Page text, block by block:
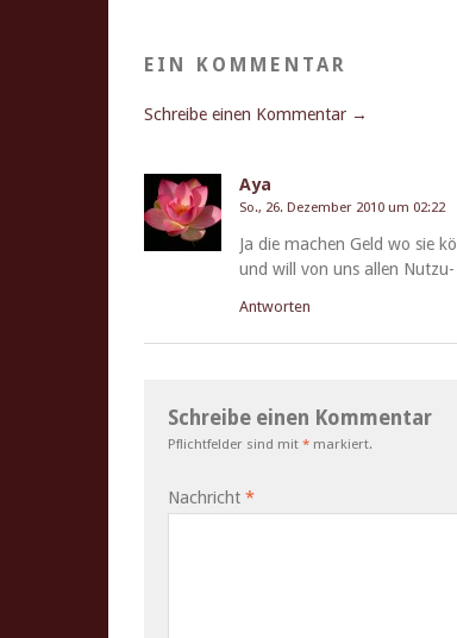
EIN KOMMENTAR
Schreibe einen Kommentar →
Aya
So., 26. Dezember 2010 um 02:22
Ja die machen Geld wo sie
und will von uns allen
Antworten
Schreibe einen Kommentar
Pflichtfelder sind mit * markiert.
Nachricht *